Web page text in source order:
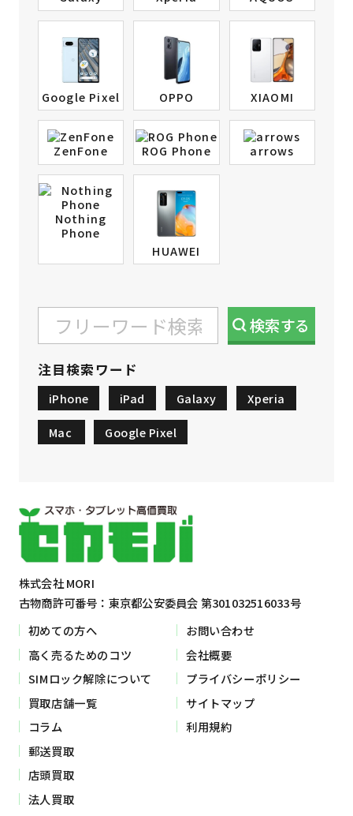
Google Pixel OPPO XIAOMI
ZenFone ROG Phone arrows
Nothing
Phone
HUAWEI
検索する
注目検索ワード
iPhone iPad Galaxy Xperia
Mac Google Pixel
株式会社 MORI
古物商許可番号：東京都公安委員会 第301032516033号
初めての方へ
高く売るためのコツ
SIMロック解除について
買取店舗一覧
コラム
郵送買取
店頭買取
法人買取
お問い合わせ
会社概要
プライバシーポリシー
サイトマップ
利用規約